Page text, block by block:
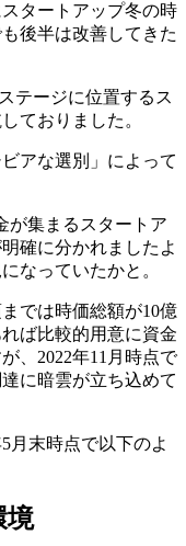
タートアップ冬の時
後半は改善してきた
テージに位置するス
ておりました。
アな選別」によって
が集まるスタートア
確に分かれましたよ
なっていたかと。
では時価総額が10億
ば比較的用意に資金
、2022年11月時点で
に暗雲が立ち込めて
月末時点で以下のよ
境